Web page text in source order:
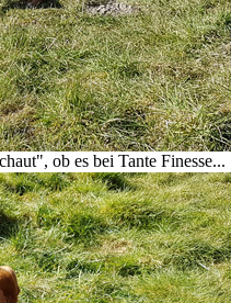
ob es bei Tante Finesse...